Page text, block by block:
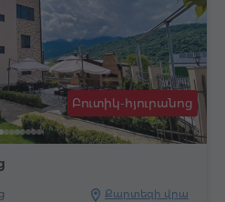
Քարտեզի վրա
Բուտիկ-հյուրանոց